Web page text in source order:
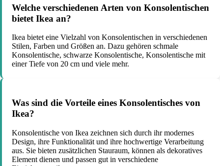
Welche verschiedenen Arten von Konsolentischen
bietet Ikea an?
Ikea bietet eine Vielzahl von Konsolentischen in verschiedenen
Stilen, Farben und Größen an. Dazu gehören schmale
Konsolentische, schwarze Konsolentische, Konsolentische mit
einer Tiefe von 20 cm und viele mehr.
Was sind die Vorteile eines Konsolentisches von
Ikea?
Konsolentische von Ikea zeichnen sich durch ihr modernes
Design, ihre Funktionalität und ihre hochwertige Verarbeitung
aus. Sie bieten zusätzlichen Stauraum, können als dekoratives
Element dienen und passen gut in verschiedene